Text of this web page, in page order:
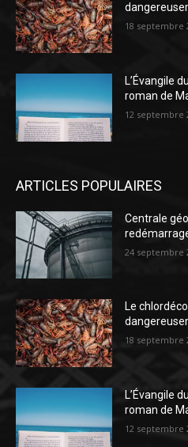
18 septembre
L’Évangile
roman de
12 septembre
ARTICLES POPULAIRES
Centrale
24 septembre
Le
18 septembre
L’Évangile
roman de
12 septembre